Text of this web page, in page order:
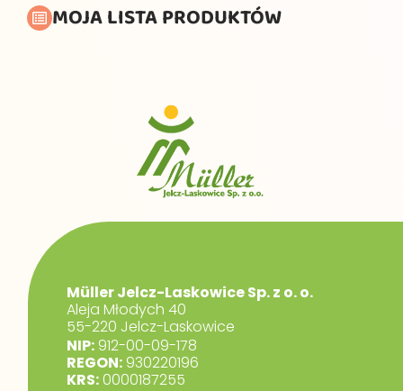
MOJA LISTA PRODUKTÓW
Müller Jelcz-Laskowice Sp. z o. o.
Aleja Młodych 40
55-220 Jelcz-Laskowice
NIP: 912-00-09-178
REGON: 930220196
KRS:0000187255